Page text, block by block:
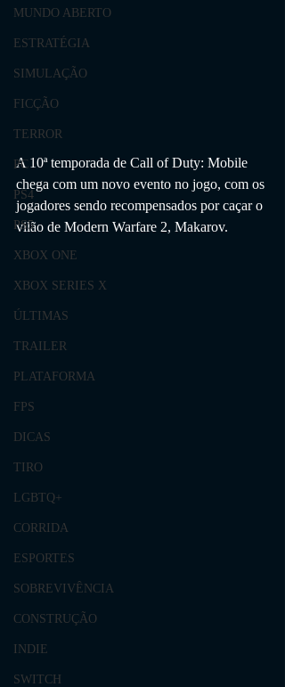
MUNDO ABERTO
ESTRATÉGIA
SIMULAÇÃO
FICÇÃO
TERROR
PC
PS4
PS5
XBOX ONE
XBOX SERIES X
ÚLTIMAS
TRAILER
PLATAFORMA
FPS
DICAS
TIRO
LGBTQ+
CORRIDA
ESPORTES
SOBREVIVÊNCIA
CONSTRUÇÃO
INDIE
SWITCH
A 10ª temporada de Call of Duty: Mobile
chega com um novo evento no jogo, com os
jogadores sendo recompensados ​​por caçar o
vilão de Modern Warfare 2, Makarov.